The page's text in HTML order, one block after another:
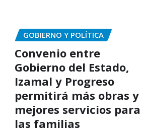
GOBIERNO Y POLÍTICA
Convenio entre
Gobierno del Estado,
Izamal y Progreso
permitirá más obras y
mejores servicios para
las familias